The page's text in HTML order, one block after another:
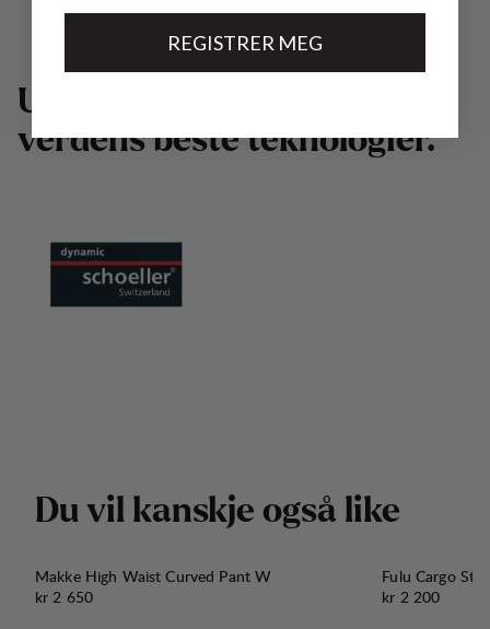
U
verdens beste teknologier.
Du vil kanskje også like
Makke High Waist Curved Pant W
Pris:
kr 2 650
Fulu Cargo
Pris:
kr 2 200
REGISTRER MEG